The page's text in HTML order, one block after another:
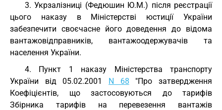
3. Укрзалізниці (Федюшин Ю.М.) після реєстрації
цього наказу в Міністерстві юстиції України
забезпечити своєчасне його доведення до відома
вантажовідправників, вантажоодержувачів та
населення України.
4. Пункт 1 наказу Міністерства транспорту
України від 05.02.2001 N 68 "Про затвердження
Коефіцієнтів, що застосовуються до тарифів
Збірника тарифів на перевезення вантажів